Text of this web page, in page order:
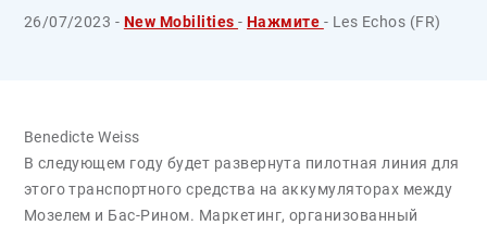
26/07/2023 - New Mobilities-Нажмите - Les Echos (FR)
Benedicte Weiss
В следующем году будет развернута пилотная линия для
этого транспортного средства на аккумуляторах между
Мозелем и Бас-Рином. Маркетинг, организованный